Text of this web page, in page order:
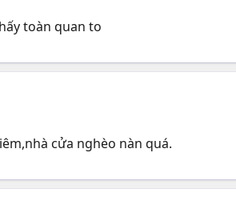
toàn quan to
cửa nghèo nàn quá.